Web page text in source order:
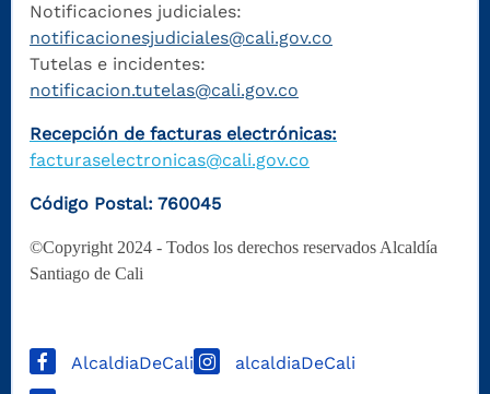
Notificaciones judiciales:
notificacionesjudiciales@cali.gov.co
Tutelas e incidentes:
notificacion.tutelas@cali.gov.co
Recepción de facturas electrónicas:
facturaselectronicas@cali.gov.co
Código Postal: 760045
©Copyright 2024 - Todos los derechos reservados Alcaldía
Santiago de Cali
AlcaldiaDeCali alcaldiaDeCali